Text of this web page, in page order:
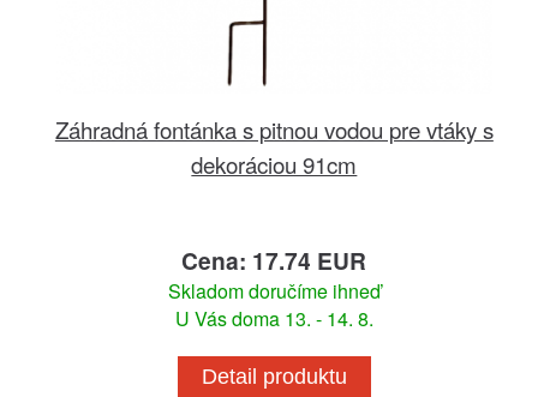
Záhradná fontánka s pitnou vodou pre vtáky s
dekoráciou 91cm
Cena: 17.74 EUR
Skladom doručíme ihneď
U Vás doma 13. - 14. 8.
Detail produktu